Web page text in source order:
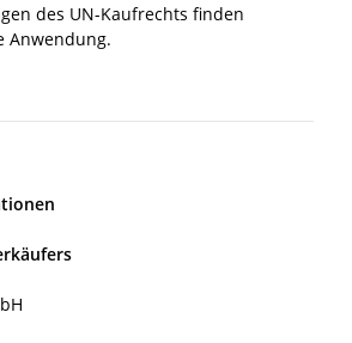
des UN-Kaufrechts finden
Anwendung.